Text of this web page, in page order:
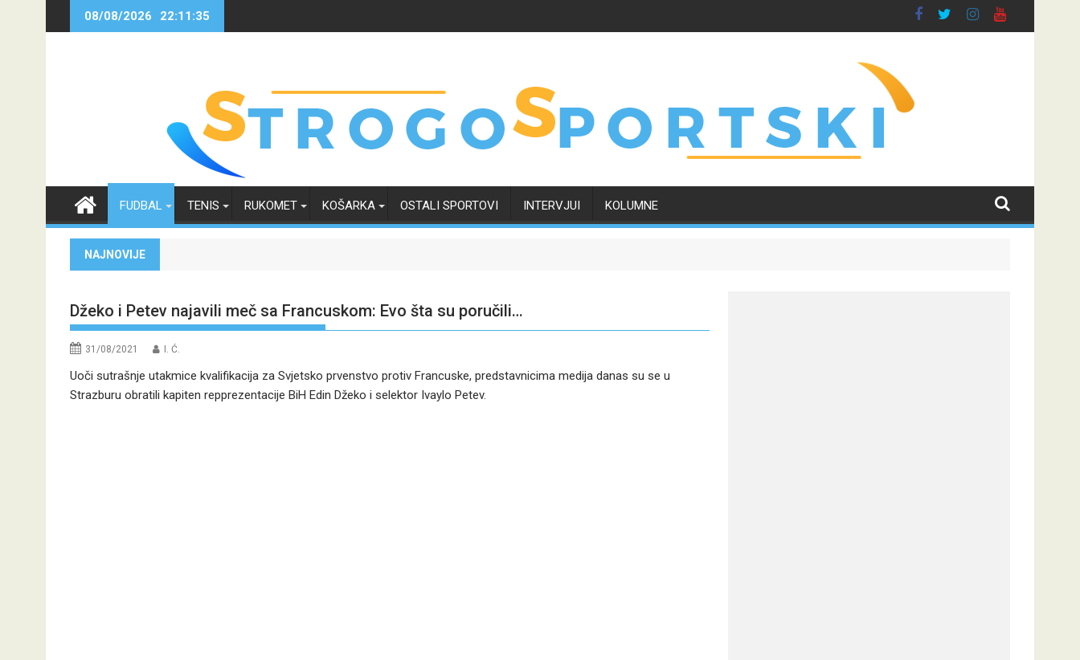
08/08/2026 22:11:35
FUDBAL TENIS RUKOMET KOŠARKA OSTALI SPORTOVI INTERVJUI KOLUMNE
NAJNOVIJE
Džeko i Petev najavili meč sa Francuskom: Evo šta su poručili…
31/08/2021 I. Ć.
Uoči sutrašnje utakmice kvalifikacija za Svjetsko prvenstvo protiv Francuske, predstavnicima medija danas su se u
Strazburu obratili kapiten repprezentacije BiH Edin Džeko i selektor Ivaylo Petev.